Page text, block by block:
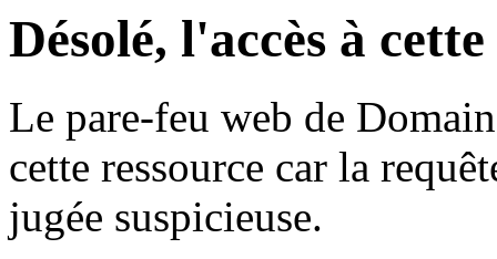
Désolé, l'accès à
Le pare-feu web de
cette ressource car la
jugée suspicieuse.